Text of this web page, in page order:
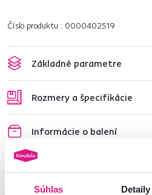
Súhlas Detaily
Číslo produktu : 0000402519
Základné parametre
Rozmery a špecifikácie
Informácie o balení